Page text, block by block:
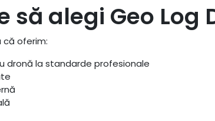
să alegi Geo
că oferim:
dronă la standarde profesionale